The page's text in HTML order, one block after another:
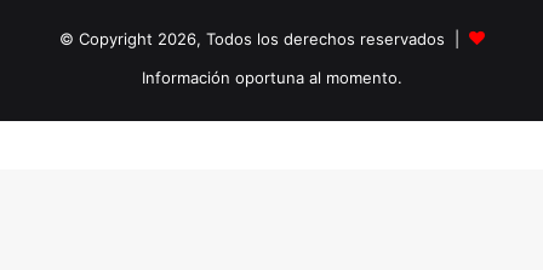
© Copyright 2026, Todos los derechos reservados |
Información oportuna al momento.